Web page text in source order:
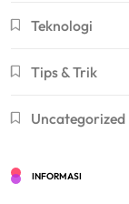
Teknologi
Tips & Trik
Uncategorized
INFORMASI